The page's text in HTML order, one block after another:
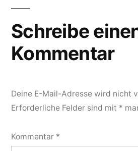
Schreibe
Kommentar
Deine E-Mail-Adresse wird nicht
Erforderliche Felder sind mit *
Kommentar *